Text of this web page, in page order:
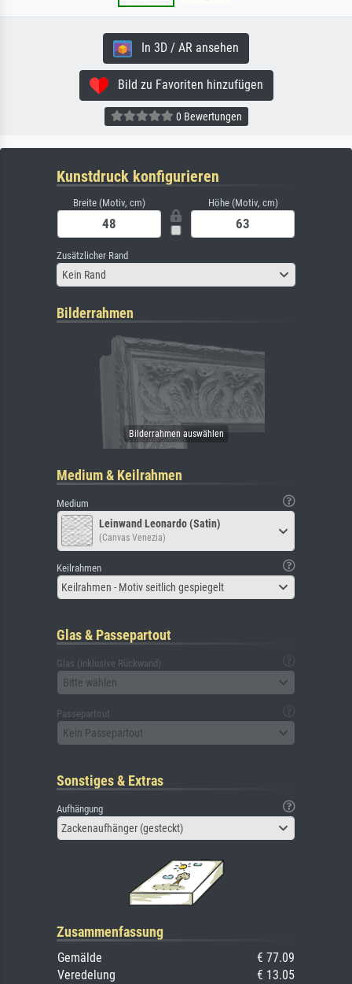
In 3D / AR ansehen
Bild zu Favoriten hinzufügen
0 Bewertungen
Kunstdruck konfigurieren
Breite (Motiv, cm) Höhe (Motiv, cm)
Zusätzlicher Rand
Kein Rand
Bilderrahmen
Medium & Keilrahmen
Medium
Leinwand Leonardo (Satin)
(Canvas Venezia)
Keilrahmen
Keilrahmen - Motiv seitlich gespiegelt
Glas & Passepartout
Glas (inklusive Rückwand)
Bitte wählen
Passepartout
Kein Passepartout
Sonstiges & Extras
Aufhängung
Zackenaufhänger (gesteckt)
Zusammenfassung
Gemälde
€ 77.09
Veredelung
€ 13.05